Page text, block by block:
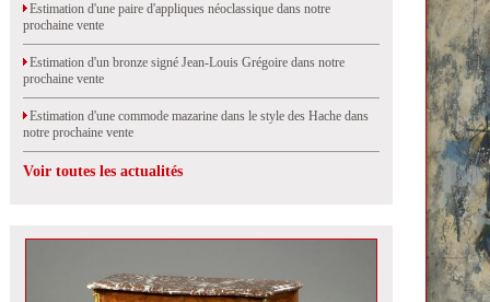
Estimation d'une paire d'appliques néoclassique dans notre
prochaine vente
Estimation d'un bronze signé Jean-Louis Grégoire dans notre
prochaine vente
Estimation d'une commode mazarine dans le style des Hache dans
notre prochaine vente
Voir toutes les actualités